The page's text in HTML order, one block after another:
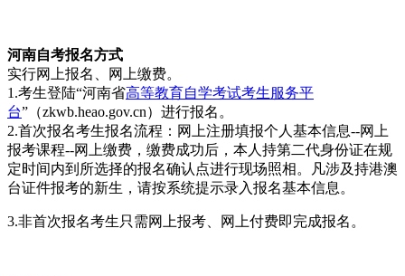
河南自考报名方式
实行网上报名、网上缴费。
1.考生登陆“河南省高等教育自学考试考生服务平
台”（zkwb.heao.gov.cn）进行报名。
2.首次报名考生报名流程：网上注册填报个人基本信息--网上
报考课程--网上缴费，缴费成功后，本人持第二代身份证在规
定时间内到所选择的报名确认点进行现场照相。凡涉及持港澳
台证件报考的新生，请按系统提示录入报名基本信息。
3.非首次报名考生只需网上报考、网上付费即完成报名。